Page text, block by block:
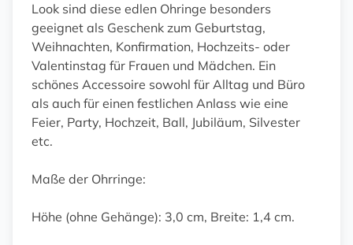
Look sind diese edlen Ohringe besonders
geeignet als Geschenk zum Geburtstag,
Weihnachten, Konfirmation, Hochzeits- oder
Valentinstag für Frauen und Mädchen. Ein
schönes Accessoire sowohl für Alltag und Büro
als auch für einen festlichen Anlass wie eine
Feier, Party, Hochzeit, Ball, Jubiläum, Silvester
etc.
Maße der Ohrringe:
Höhe (ohne Gehänge): 3,0 cm, Breite: 1,4 cm.